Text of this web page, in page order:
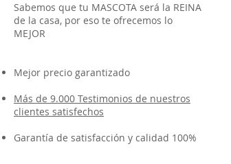
Sabemos que tu MASCOTA será la REINA
de la casa, por eso te ofrecemos lo
MEJOR
Mejor precio garantizado
Más de 9.000 Testimonios de nuestros
clientes satisfechos
Garantía de satisfacción y calidad 100%